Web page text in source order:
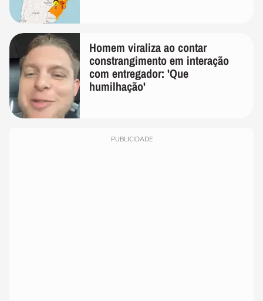
Homem viraliza ao contar
constrangimento em interação
com entregador: 'Que
humilhação'
PUBLICIDADE